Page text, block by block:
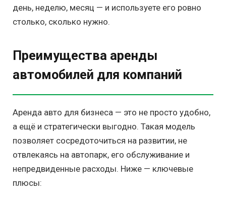
день, неделю, месяц — и используете его ровно
столько, сколько нужно.
Преимущества аренды
автомобилей для компаний
Аренда авто для бизнеса — это не просто удобно,
а ещё и стратегически выгодно. Такая модель
позволяет сосредоточиться на развитии, не
отвлекаясь на автопарк, его обслуживание и
непредвиденные расходы. Ниже — ключевые
плюсы: